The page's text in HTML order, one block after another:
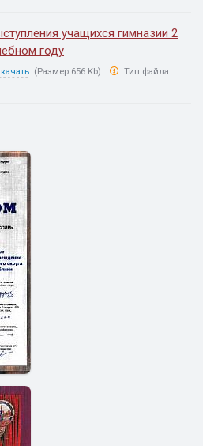
учащихся гимназии 2
году
(Размер 656 Kb)
Тип файла: